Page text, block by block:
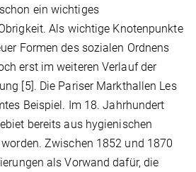
ein wichtiges
Als wichtige Knotenpunkte
Formen des sozialen Ordnens
erst im weiteren Verlauf der
[5]. Die Pariser Markthallen Les
Beispiel. Im 18. Jahrhundert
bereits aus hygienischen
Zwischen 1852 und 1870
als Vorwand dafür, die